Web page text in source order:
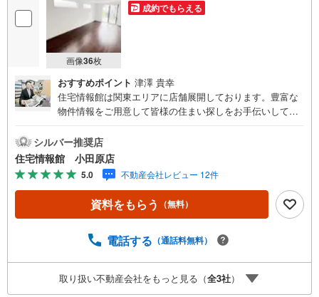
画像36枚
成約でもらえる
おすすめポイント 津澤 貴幸
住宅情報館は関東エリアに店舗展開しております。豊富な
物件情報をご用意して皆様の住まい探しをお手伝いしてお
さい。住宅ローン相談会も同時開催中無理のない住宅ロー
ンの試算やご購入の際にかかる諸費用の概算も行っており
ます。しっかりとした資金計画のアドバイスをさせて頂き
ますので、お気軽にご相談ください。
シルバー推奨店
住宅情報館 小田原店
5.0 不動産会社レビュー 12件
資料をもらう （無料）
電話する （通話料無料）
取り扱い不動産会社をもっと見る（全3社）